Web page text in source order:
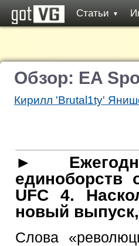
Статьи ▼
Обзор: EA
Кирилл 'Brutal1ty'
►
единоборств
UFC 4.
новый
Слова